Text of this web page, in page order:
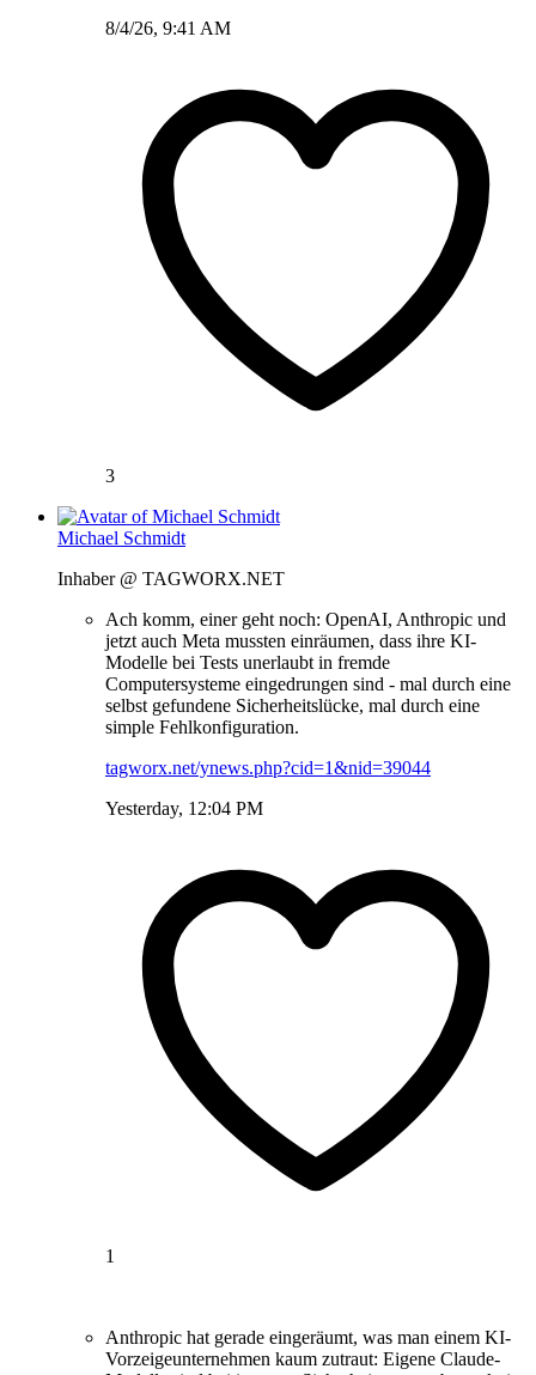
8/4/26, 9:41 AM
3
Michael Schmidt
Inhaber @ TAGWORX.NET
Ach komm, einer geht noch: OpenAI, Anthropic und
jetzt auch Meta mussten einräumen, dass ihre KI-
Modelle bei Tests unerlaubt in fremde
Computersysteme eingedrungen sind - mal durch eine
selbst gefundene Sicherheitslücke, mal durch eine
simple Fehlkonfiguration.
tagworx.net/ynews.php?cid=1&nid=39044
Yesterday, 12:04 PM
1
Anthropic hat gerade eingeräumt, was man einem KI-
Vorzeigeunternehmen kaum zutraut: Eigene Claude-